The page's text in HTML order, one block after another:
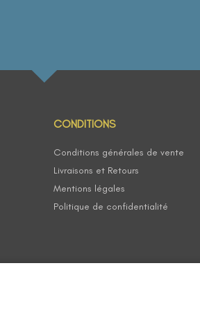
CONDITIONS
Conditions générales de vente
Livraisons et Retours
Mentions légales
Politique de confidentialité